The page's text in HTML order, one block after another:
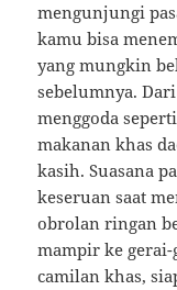
mengunjungi
kamu bisa
yang mungkin
sebelumnya.
menggoda
makanan khas
kasih. Suasana
keseruan saat
obrolan ringan
mampir ke
camilan khas,